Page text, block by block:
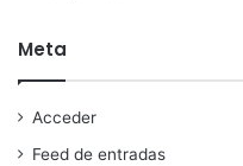
Meta
Acceder
Feed de entradas